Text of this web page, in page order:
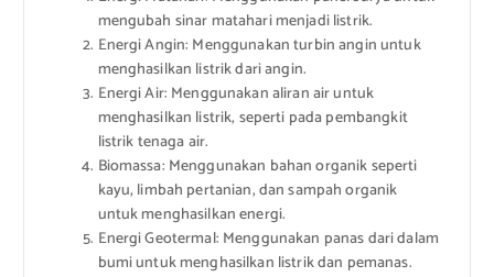
mengubah sinar matahari menjadi listrik.
Energi Angin: Menggunakan turbin angin untuk
menghasilkan listrik dari angin.
Energi Air: Menggunakan aliran air untuk
menghasilkan listrik, seperti pada pembangkit
listrik tenaga air.
Biomassa: Menggunakan bahan organik seperti
kayu, limbah pertanian, dan sampah organik
untuk menghasilkan energi.
Energi Geotermal: Menggunakan panas dari dalam
bumi untuk menghasilkan listrik dan pemanas.